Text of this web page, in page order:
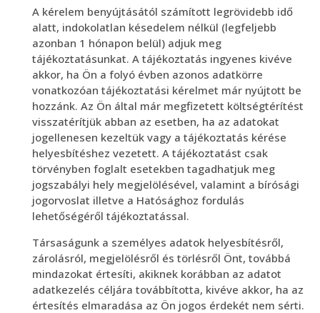
A kérelem benyújtásától számított legrövidebb idő
alatt, indokolatlan késedelem nélkül (legfeljebb
azonban 1 hónapon belül) adjuk meg
tájékoztatásunkat. A tájékoztatás ingyenes kivéve
akkor, ha Ön a folyó évben azonos adatkörre
vonatkozóan tájékoztatási kérelmet már nyújtott be
hozzánk. Az Ön által már megfizetett költségtérítést
visszatérítjük abban az esetben, ha az adatokat
jogellenesen kezeltük vagy a tájékoztatás kérése
helyesbítéshez vezetett. A tájékoztatást csak
törvényben foglalt esetekben tagadhatjuk meg
jogszabályi hely megjelölésével, valamint a bírósági
jogorvoslat illetve a Hatósághoz fordulás
lehetőségéről tájékoztatással.
Társaságunk a személyes adatok helyesbítésről,
zárolásról, megjelölésről és törlésről Önt, továbbá
mindazokat értesíti, akiknek korábban az adatot
adatkezelés céljára továbbította, kivéve akkor, ha az
értesítés elmaradása az Ön jogos érdekét nem sérti.